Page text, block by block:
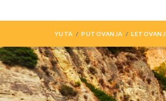
YUTA PUTOVANJA